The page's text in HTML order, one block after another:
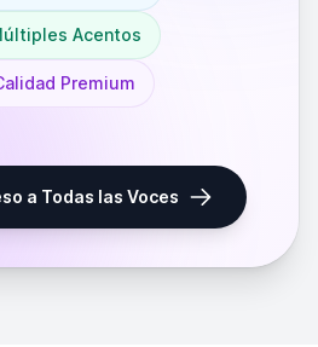
Acentos
Premium
a Todas las Voces